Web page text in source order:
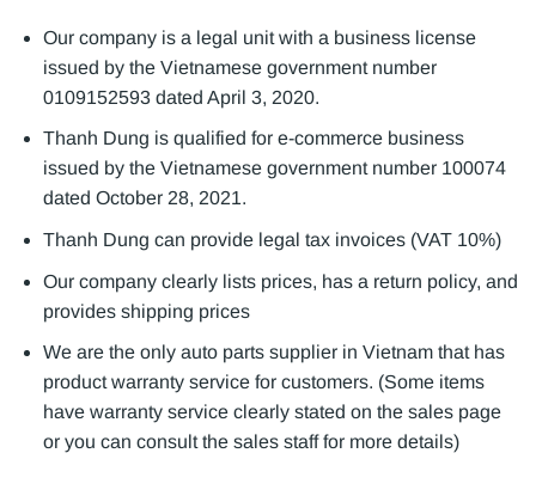
Our company is a legal unit with a business license
issued by the Vietnamese government number
0109152593 dated April 3, 2020.
Thanh Dung is qualified for e-commerce business
issued by the Vietnamese government number 100074
dated October 28, 2021.
Thanh Dung can provide legal tax invoices (VAT 10%)
Our company clearly lists prices, has a return policy, and
provides shipping prices
We are the only auto parts supplier in Vietnam that has
product warranty service for customers. (Some items
have warranty service clearly stated on the sales page
or you can consult the sales staff for more details)